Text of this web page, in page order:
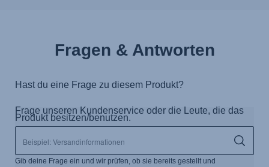
Fragen & Antworten